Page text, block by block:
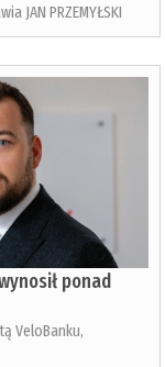
JAN PRZEMYŁSKI
ponad
VeloBanku,